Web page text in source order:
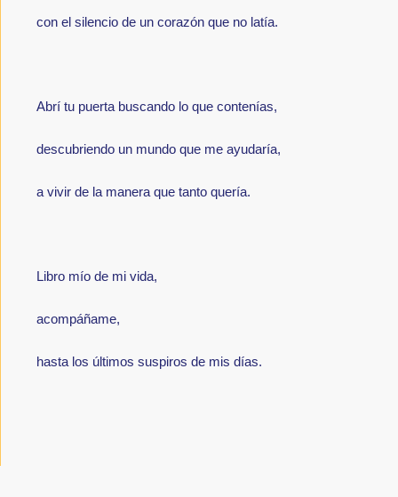
con el silencio de un corazón que no latía.
Abrí tu puerta buscando lo que contenías,
descubriendo un mundo que me ayudaría,
a vivir de la manera que tanto quería.
Libro mío de mi vida,
acompáñame,
hasta los últimos suspiros de mis días.